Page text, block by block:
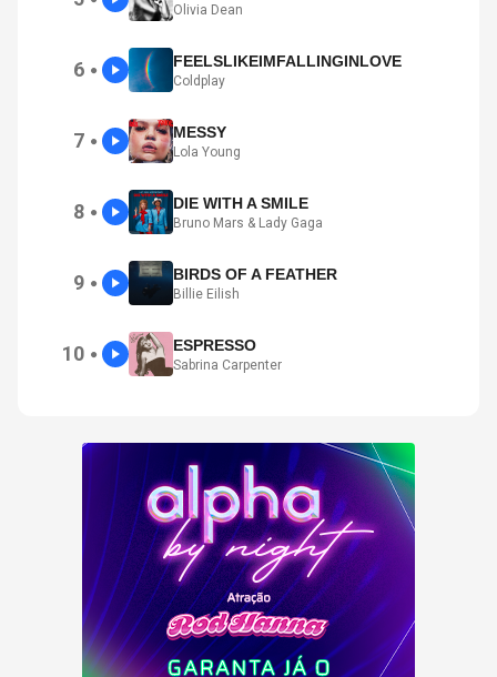
Olivia Dean
6 ● FEELSLIKEIMFALLINGINLOVE
Coldplay
7 ● MESSY
Lola Young
8 ● DIE WITH A SMILE
Bruno Mars & Lady Gaga
9 ● BIRDS OF A FEATHER
Billie Eilish
10 ● ESPRESSO
Sabrina Carpenter